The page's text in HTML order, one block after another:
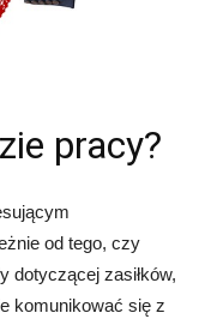
pracy?
od tego, czy
dotyczącej zasiłków,
komunikować się z